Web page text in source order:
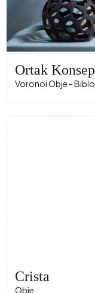
Ortak
Voronoi Obje -
Crista
Obje